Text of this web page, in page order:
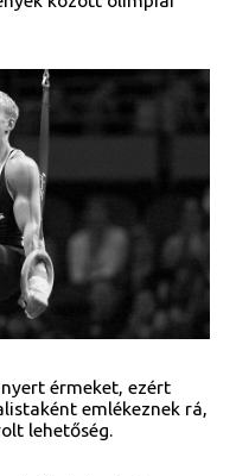
érmeket, ezért
emlékeznek rá,
lehetőség.